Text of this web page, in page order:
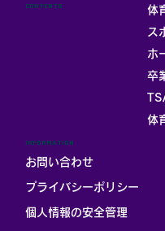
体
ス
ホ
卒
体
CONTENTS
INFORMATION
お問い合わせ
プライバシーポリシー
個人情報の安全管理